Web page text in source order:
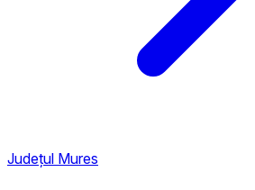
Județul Mures